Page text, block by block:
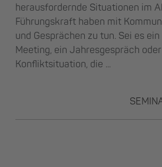
herausfordernde Situationen im
Führungskraft haben mit
und Gesprächen zu tun. Sei es ein
Meeting, ein Jahresgespräch
Konfliktsituation, die ...